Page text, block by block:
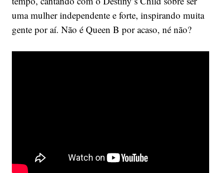
uma mulher independente e forte, inspirando muita
gente por aí. Não é Queen B por acaso, né não?